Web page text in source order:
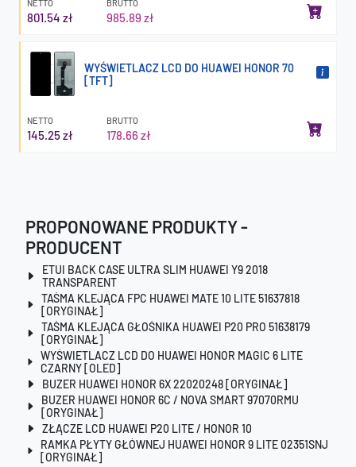
NETTO
801.54 zł
BRUTTO
985.89 zł
WYŚWIETLACZ LCD DO HUAWEI HONOR 70
[TFT]
NETTO
145.25 zł
BRUTTO
178.66 zł
PROPONOWANE PRODUKTY -
PRODUCENT
ETUI BACK CASE ULTRA SLIM HUAWEI Y9 2018
TRANSPARENT
TAŚMA KLEJĄCA FPC HUAWEI MATE 10 LITE 51637818
[ORYGINAŁ]
TAŚMA KLEJĄCA GŁOŚNIKA HUAWEI P20 PRO 51638179
[ORYGINAŁ]
WYŚWIETLACZ LCD DO HUAWEI HONOR MAGIC 6 LITE
CZARNY [OLED]
BUZER HUAWEI HONOR 6X 22020248 [ORYGINAŁ]
BUZER HUAWEI HONOR 6C / NOVA SMART 97070RMU
[ORYGINAŁ]
ZŁĄCZE LCD HUAWEI P20 LITE / HONOR 10
RAMKA PŁYTY GŁÓWNEJ HUAWEI HONOR 9 LITE 02351SNJ
[ORYGINAŁ]